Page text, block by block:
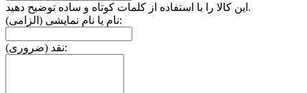
این کالا را با استفاده از کلمات کوتاه و ساده توضیح دهید.
نام یا نام نمایشی (الزامی):
نقد (ضروری):